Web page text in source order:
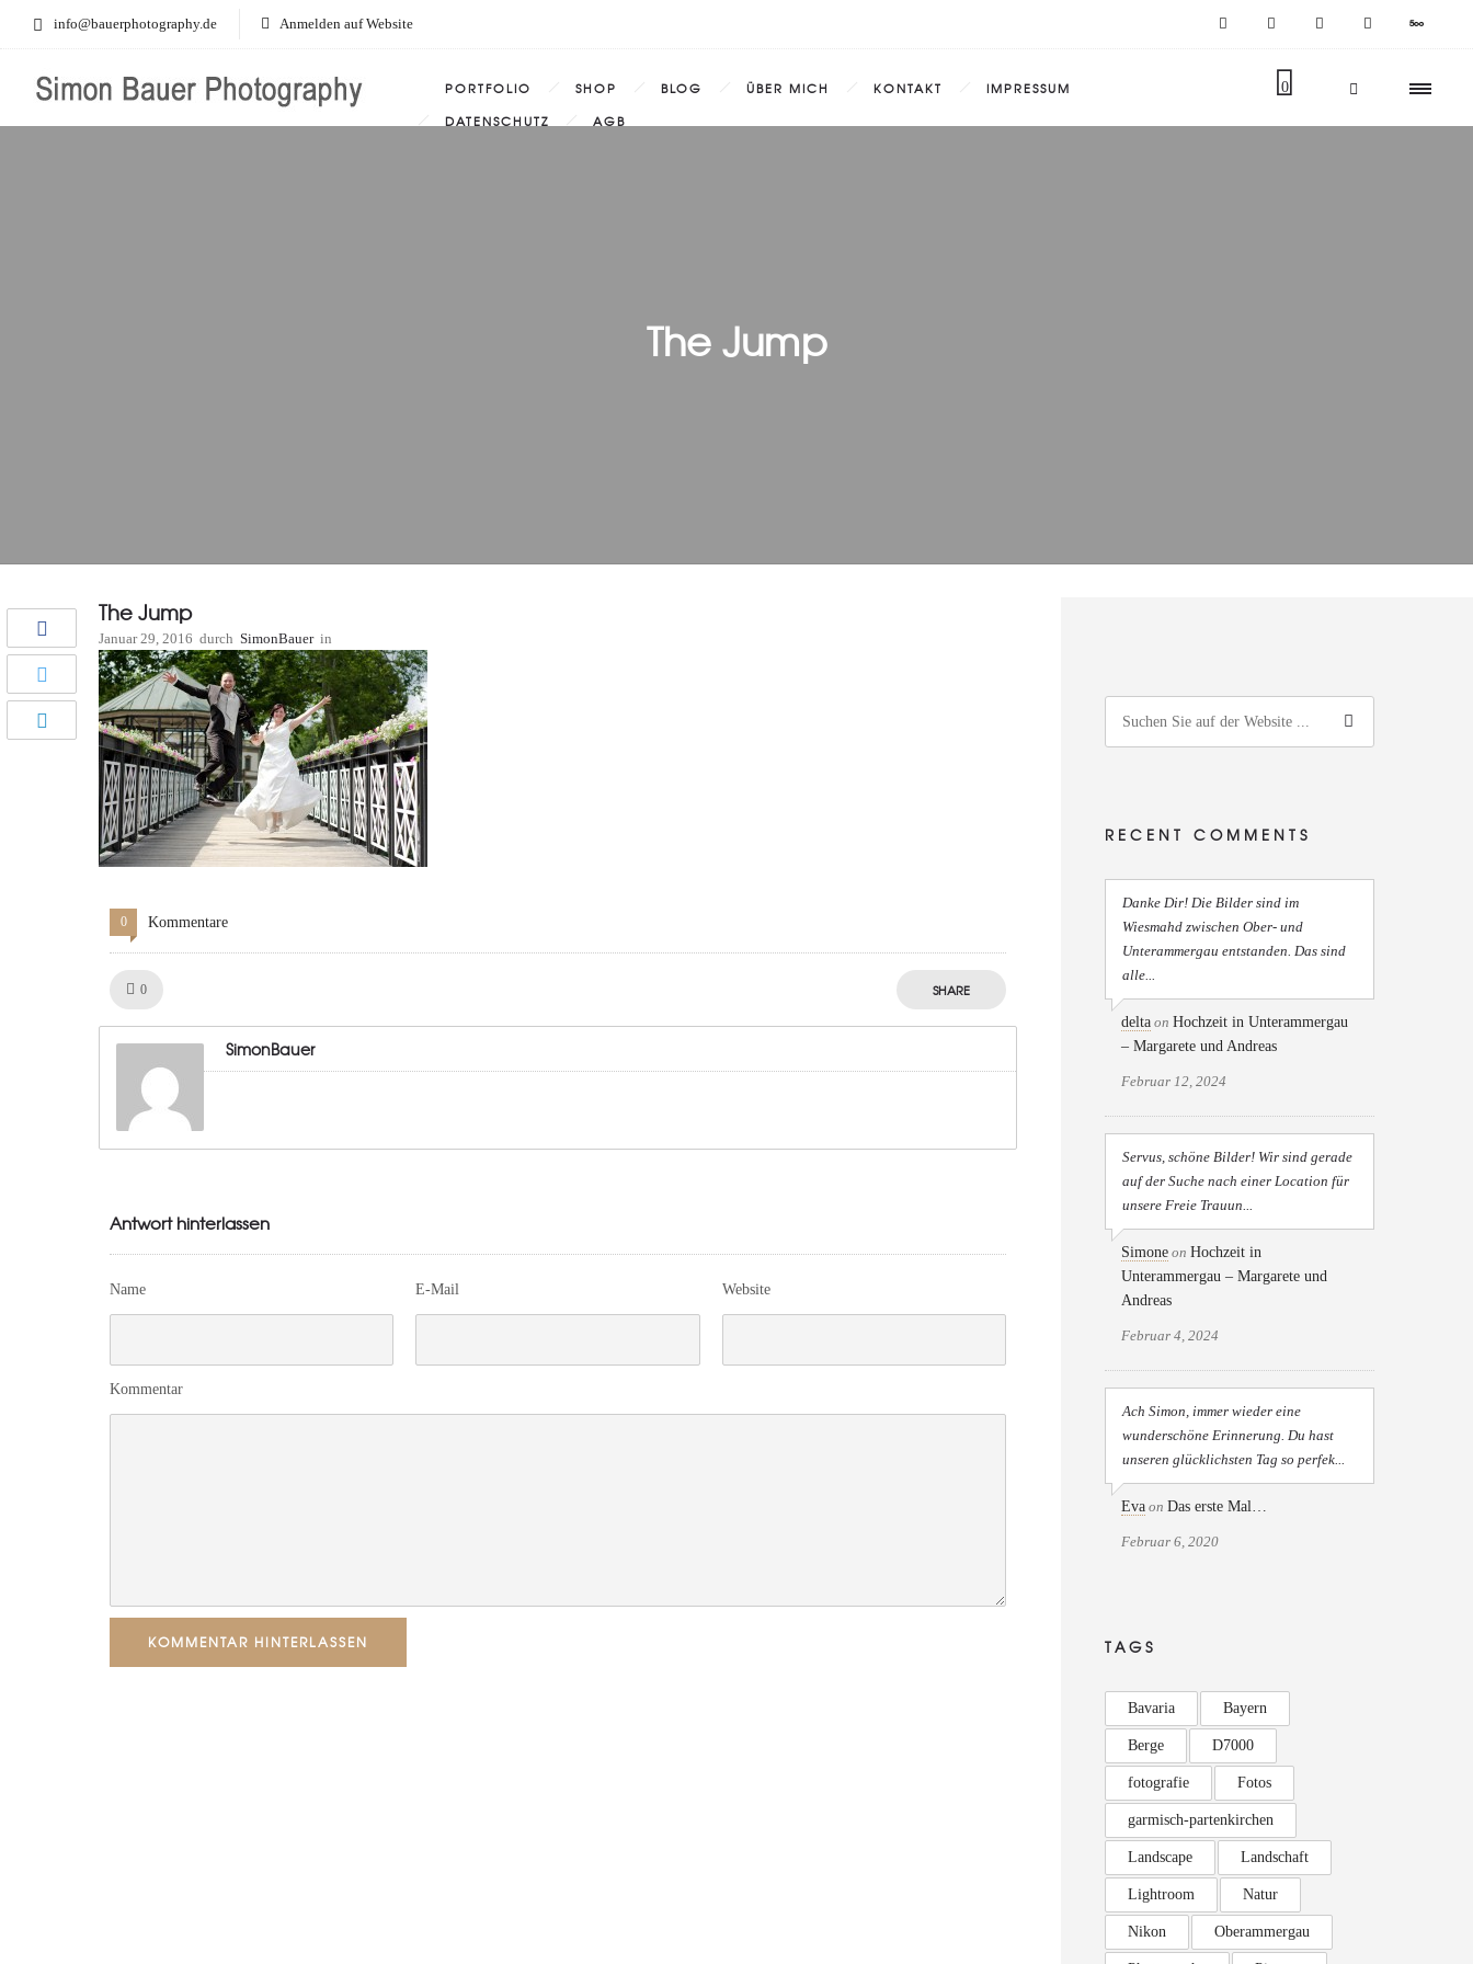
info@bauerphotography.de Anmelden auf Website
0
PORTFOLIO SHOP BLOG ÜBER MICH KONTAKT
IMPRESSUM
DATENSCHUTZ
AGB
The Jump
The Jump
Januar 29, 2016 durch SimonBauer in
0 Kommentare
0 SHARE
SimonBauer
Antwort hinterlassen
Name E-Mail Website
Kommentar
KOMMENTAR HINTERLASSEN
RECENT COMMENTS
Danke Dir! Die Bilder sind im
Wiesmahd zwischen Ober- und
Unterammergau entstanden. Das sind
alle...
delta on Hochzeit in Unterammergau
– Margarete und Andreas
Februar 12, 2024
Servus, schöne Bilder! Wir sind gerade
auf der Suche nach einer Location für
unsere Freie Trauun...
Simone on Hochzeit in
Unterammergau – Margarete und
Andreas
Februar 4, 2024
Ach Simon, immer wieder eine
wunderschöne Erinnerung. Du hast
unseren glücklichsten Tag so perfek...
Eva on Das erste Mal…
Februar 6, 2020
TAGS
Bavaria Bayern
Berge D7000
fotografie Fotos
garmisch-partenkirchen
Landscape Landschaft
Lightroom Natur
Nikon Oberammergau